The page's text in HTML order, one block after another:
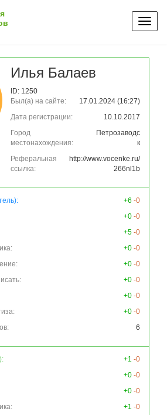
Илья Балаев
ID: 1250
Был(а) на сайте:
17.01.2024 (16:27)
Дата регистрации:
10.10.2017
Город
местонахождения:
Петрозаводс
к
Реферальная
ссылка:
http://www.vocenke.ru/
266nl1b
+6 -0
+0 -0
+5 -0
+0 -0
+0 -0
+0 -0
+0 -0
+0 -0
6
+1 -0
+0 -0
+0 -0
+1 -0